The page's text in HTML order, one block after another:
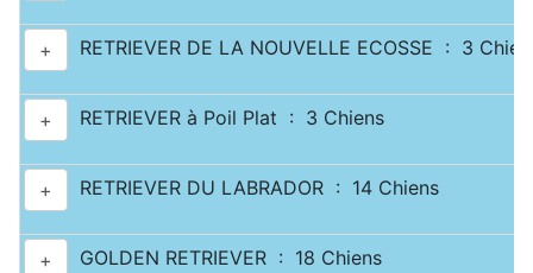
+ RETRIEVER DE LA NOUVELLE ECOSSE : 3
+ RETRIEVER à Poil Plat : 3 Chiens
+ RETRIEVER DU LABRADOR : 14 Chiens
+ GOLDEN RETRIEVER : 18 Chiens